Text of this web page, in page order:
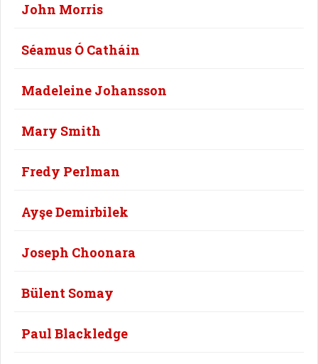
John Morris
Séamus Ó Catháin
Madeleine Johansson
Mary Smith
Fredy Perlman
Ayşe Demirbilek
Joseph Choonara
Bülent Somay
Paul Blackledge